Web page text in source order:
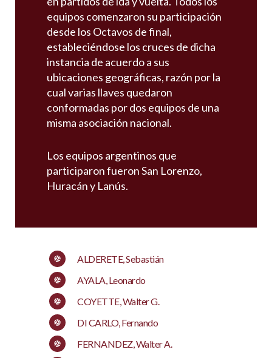
equipos comenzaron su participación
desde los Octavos de final,
estableciéndose los cruces de dicha
instancia de acuerdo a sus
ubicaciones geográficas, razón por la
cual varias llaves quedaron
conformadas por dos equipos de una
misma asociación nacional.
Los equipos argentinos que
participaron fueron San Lorenzo,
Huracán y Lanús.
ALDERETE, Sebastián
AYALA, Leonardo
COYETTE, Walter G.
DI CARLO, Fernando
FERNANDEZ, Walter A.